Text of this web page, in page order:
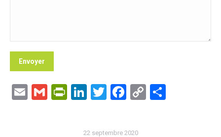
EmailGmailPrintFriendly
LinkedIn
Twitter
Facebook
Copy
22 septembre 2020